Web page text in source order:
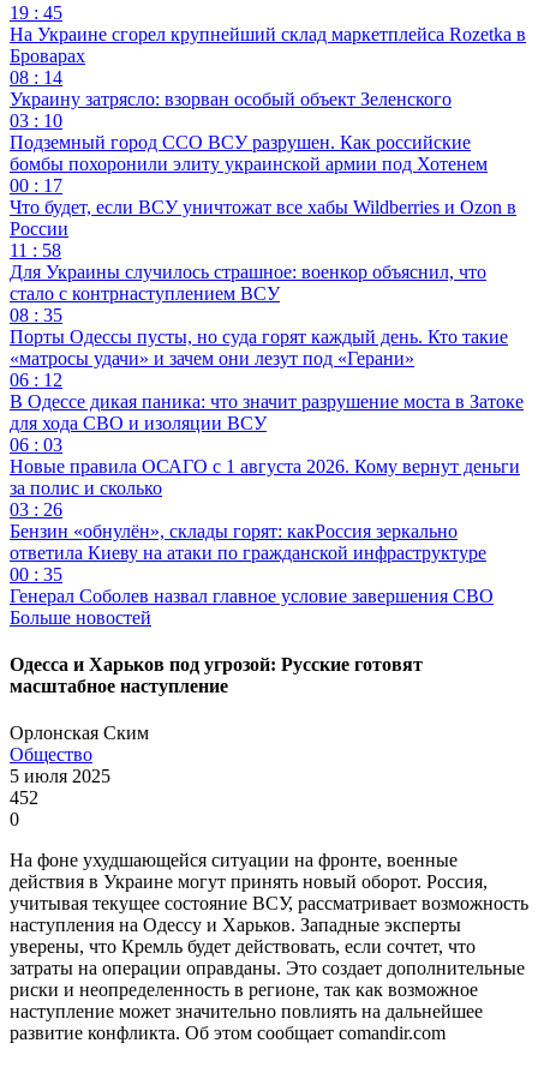
19 : 45
На Украине сгорел крупнейший склад маркетплейса Rozetka в
Броварах
08 : 14
Украину затрясло: взорван особый объект Зеленского
03 : 10
Подземный город ССО ВСУ разрушен. Как российские
бомбы похоронили элиту украинской армии под Хотенем
00 : 17
Что будет, если ВСУ уничтожат все хабы Wildberries и Ozon в
России
11 : 58
Для Украины случилось страшное: военкор объяснил, что
стало с контрнаступлением ВСУ
08 : 35
Порты Одессы пусты, но суда горят каждый день. Кто такие
«матросы удачи» и зачем они лезут под «Герани»
06 : 12
В Одессе дикая паника: что значит разрушение моста в Затоке
для хода СВО и изоляции ВСУ
06 : 03
Новые правила ОСАГО с 1 августа 2026. Кому вернут деньги
за полис и сколько
03 : 26
Бензин «обнулён», склады горят: какРоссия зеркально
ответила Киеву на атаки по гражданской инфраструктуре
00 : 35
Генерал Соболев назвал главное условие завершения СВО
Больше новостей
Одесса и Харьков под угрозой: Русские готовят
масштабное наступление
Орлонская Ским
Общество
5 июля 2025
452
0
На фоне ухудшающейся ситуации на фронте, военные
действия в Украине могут принять новый оборот. Россия,
учитывая текущее состояние ВСУ, рассматривает возможность
наступления на Одессу и Харьков. Западные эксперты
уверены, что Кремль будет действовать, если сочтет, что
затраты на операции оправданы. Это создает дополнительные
риски и неопределенность в регионе, так как возможное
наступление может значительно повлиять на дальнейшее
развитие конфликта. Об этом сообщает comandir.com